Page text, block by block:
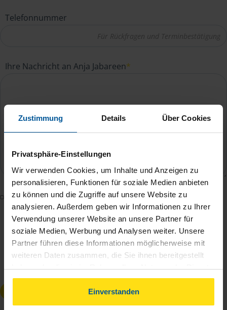
Zustimmung Details Über Cookies
Privatsphäre-Einstellungen
Wir verwenden Cookies, um Inhalte und Anzeigen zu
personalisieren, Funktionen für soziale Medien anbieten
zu können und die Zugriffe auf unsere Website zu
analysieren. Außerdem geben wir Informationen zu Ihrer
Verwendung unserer Website an unsere Partner für
soziale Medien, Werbung und Analysen weiter. Unsere
Partner führen diese Informationen möglicherweise mit
weiteren Daten zusammen, die Sie ihnen bereitgestellt
haben oder die sie im Rahmen Ihrer Nutzung der Dienste
gesammelt haben. Indem Sie auf Einverstanden klicken,
können Sie der Verwendung von Cookies, gemäß
unserer➔ Datenschutzrichtliniezustimmen.
Einverstanden
Telefonnummer
Ihre Nachricht an Anja Jabareen*
Mit dem Absenden des Kontaktformulars erkläre ich
mich damit einverstanden, dass meine Daten zur
Bearbeitung meines Anliegens sowie zur internen
Analyse der Zugriffsquelle verwendet werden.
DieDatenschutzbestimmungenhabe ich zur
Kenntnis genommen.*